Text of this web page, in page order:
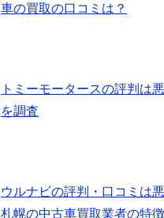
車の買取の口コミは？
トミーモータースの評判は
を調査
ウルナビの評判・口コミは
札幌の中古車買取業者の特徴